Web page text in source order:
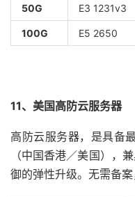
50G E3 1231v3
100G E5 2650
11、美国高防云服务器
高防云服务器，是具备
（中国香港／美国），
御的弹性升级。无需备